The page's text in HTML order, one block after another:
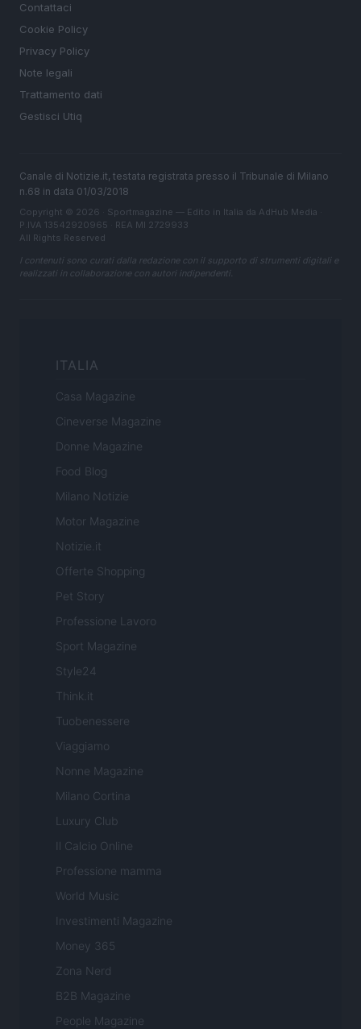
Contattaci
Cookie Policy
Privacy Policy
Note legali
Trattamento dati
Gestisci Utiq
Canale di Notizie.it, testata registrata presso il Tribunale di Milano
n.68 in data 01/03/2018
Copyright © 2026 · Sportmagazine — Edito in Italia da AdHub Media
P.IVA 13542920965 · REA MI 2729933
All Rights Reserved
I contenuti sono curati dalla redazione con il supporto di strumenti digitali e
realizzati in collaborazione con autori indipendenti.
ITALIA
Casa Magazine
Cineverse Magazine
Donne Magazine
Food Blog
Milano Notizie
Motor Magazine
Notizie.it
Offerte Shopping
Pet Story
Professione Lavoro
Sport Magazine
Style24
Think.it
Tuobenessere
Viaggiamo
Nonne Magazine
Milano Cortina
Luxury Club
Il Calcio Online
Professione mamma
World Music
Investimenti Magazine
Money 365
Zona Nerd
B2B Magazine
People Magazine